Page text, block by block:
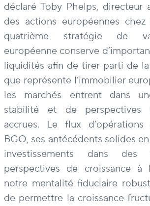
déclaré Toby Phelps, directeur
des actions européennes
quatrième stratégie de
européenne conserve
liquidités afin de tirer parti de
que représente l’immobilier
les marchés entrent dans
stabilité et de perspectives
accrues. Le flux
BGO, ses antécédents solides
investissements dans des
perspectives de croissance
notre mentalité fiduciaire
de permettre la croissance